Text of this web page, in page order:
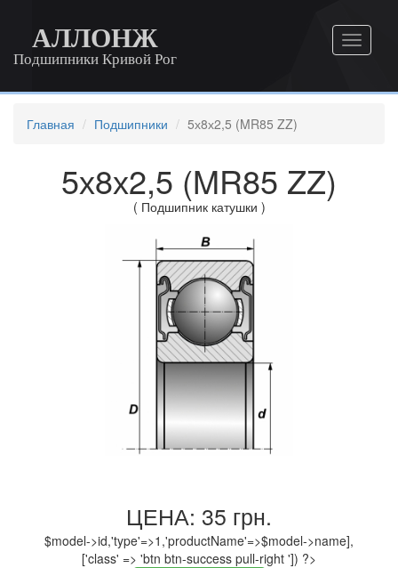
АЛЛОНЖ
Подшипники Кривой Рог
Главная Подшипники 5х8х2,5 (MR85 ZZ)
5х8х2,5 (MR85 ZZ)
( Подшипник катушки )
ЦЕНА: 35 грн.
$model->id,'type'=>1,'productName'=>$model->name],
['class' => 'btn btn-success pull-right ']) ?>